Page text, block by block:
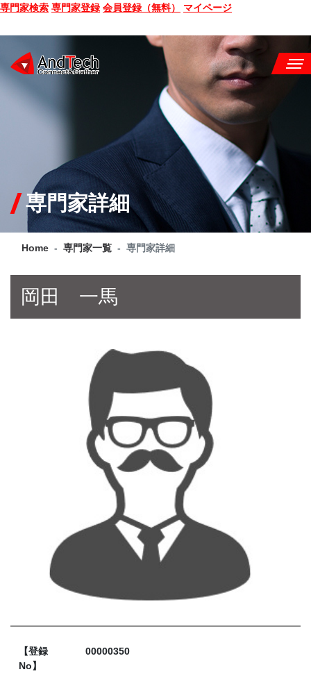
専門家検索 専門家登録 会員登録（無料） マイページ
CONSULTING
SERVICE
COMPANY
Q&A
専門家詳細
Home 専門家一覧 専門家詳細
岡田 一馬
【登録
No】
00000350